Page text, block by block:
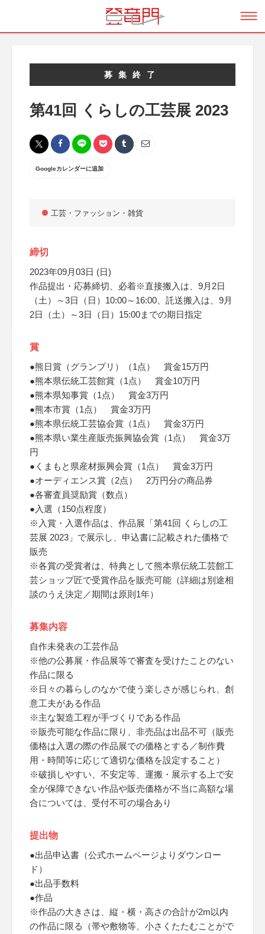
募集終了
第41回 くらしの工芸展 2023
Googleカレンダーに追加
工芸・ファッション・雑貨
締切
2023年09月03日 (日)
作品提出・応募締切、必着※直接搬入は、9月2日
（土）～3日（日）10:00～16:00、託送搬入は、9月
2日（土）～3日（日）15:00までの期日指定
賞
●熊日賞（グランプリ）（1点） 賞金15万円
●熊本県伝統工芸館賞（1点） 賞金10万円
●熊本県知事賞（1点） 賞金3万円
●熊本市賞（1点） 賞金3万円
●熊本県伝統工芸協会賞（1点） 賞金3万円
●熊本県い業生産販売振興協会賞（1点） 賞金3万
円
●くまもと県産材振興会賞（1点） 賞金3万円
●オーディエンス賞（2点） 2万円分の商品券
●各審査員奨励賞（数点）
●入選（150点程度）
※入賞・入選作品は、作品展「第41回 くらしの工
芸展 2023」で展示し、申込書に記載された価格で
販売
※各賞の受賞者は、特典として熊本県伝統工芸館工
芸ショップ匠で受賞作品を販売可能（詳細は別途相
談のうえ決定／期間は原則1年）
募集内容
自作未発表の工芸作品
※他の公募展・作品展等で審査を受けたことのない
作品に限る
※日々の暮らしのなかで使う楽しさが感じられ、創
意工夫がある作品
※主な製造工程が手づくりである作品
※販売可能な作品に限り、非売品は出品不可（販売
価格は入選の際の作品展での価格とする／制作費
用・時間等に応じて適切な価格を設定すること）
※破損しやすい、不安定等、運搬・展示する上で安
全が保障できない作品や販売価格が不当に高額な場
合については、受付不可の場合あり
提出物
●出品申込書（公式ホームページよりダウンロー
ド）
●出品手数料
●作品
※作品の大きさは、縦・横・高さの合計が2m以内
の作品に限る（帯や敷物等、小さくたたむことがで